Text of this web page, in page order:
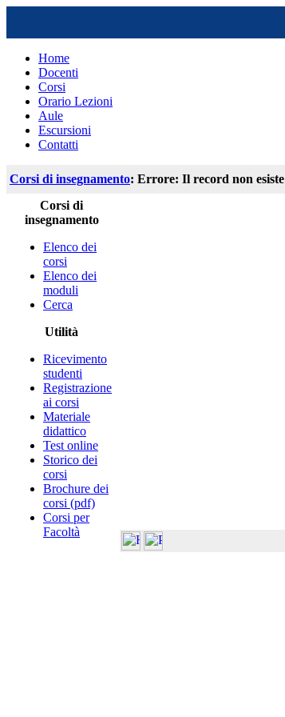
Home
Docenti
Corsi
Orario Lezioni
Aule
Escursioni
Contatti
Corsi di insegnamento: Errore: Il record non esiste
Corsi di
insegnamento
Elenco dei
corsi
Elenco dei
moduli
Cerca
Utilità
Ricevimento
studenti
Registrazione
ai corsi
Materiale
didattico
Test online
Storico dei
corsi
Brochure dei
corsi (pdf)
Corsi per
Facoltà